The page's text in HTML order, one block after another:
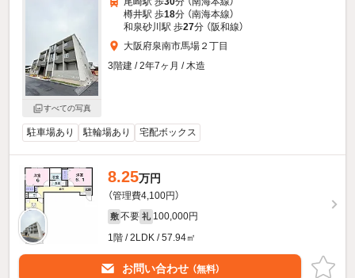
すべての写真
樽井駅 歩18分 （南海本線）
和泉砂川駅 歩27分 （阪和線）
大阪府泉南市馬場２丁目
3階建 / 2年7ヶ月 / 木造
駐車場あり 駐輪場あり 宅配ボックス
8.25万円
（管理費4,100円）
敷 不要 礼 100,000円
1階 / 2LDK / 57.94㎡
お問い合わせ （無料）